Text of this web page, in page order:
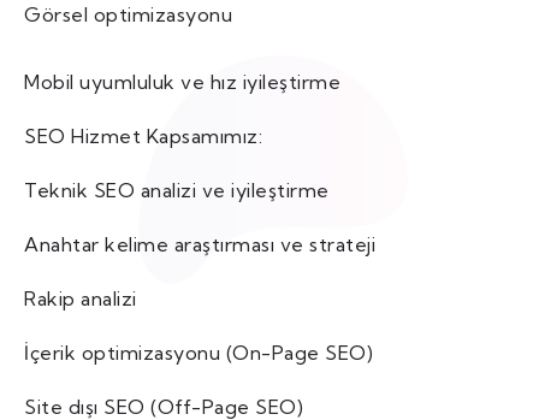
Görsel optimizasyonu
Mobil uyumluluk ve hız iyileştirme
SEO Hizmet Kapsamımız:
Teknik SEO analizi ve iyileştirme
Anahtar kelime araştırması ve strateji
Rakip analizi
İçerik optimizasyonu (On-Page SEO)
Site dışı SEO (Off-Page SEO)